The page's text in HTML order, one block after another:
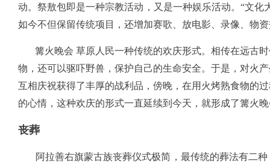
动。祭敖包即是一种宗教活动，又是一种娱乐活动。“文
如今不但保留传统项目，还增加赛歌、放电影、录像、物
篝火晚会 草原人民一种传统的欢庆形式。相传在远古
物，还可以驱吓野兽，保护自己的生命安全。于是，对火
互相庆祝获得了丰厚的战利品，傍晚，在用火烤熟食物的
的心情，这种欢庆的形式一直延续到今天，就形成了篝火
丧葬
阿拉善右旗蒙古族丧葬仪式极简，最传统的葬法有二种